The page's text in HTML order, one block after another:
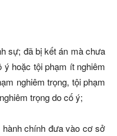
sự; đã bị kết án mà chưa
hoặc tội phạm ít nghiêm
nghiêm trọng, tội phạm
trọng do cố ý;
chính đưa vào cơ sở